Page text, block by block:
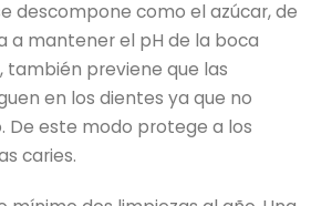
descompone como el azúcar, de
a mantener el pH de la boca
también previene que las
en los dientes ya que no
De este modo protege a los
caries.